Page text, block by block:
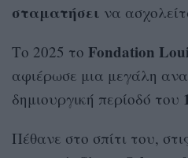
σταματήσει να
Το 2025 το Fondation
αφιέρωσε μια μεγάλη
δημιουργική περίοδό του
Πέθανε στο σπίτι του,